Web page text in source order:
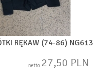
RĘKAW (74-86) NG613
netto 27,50 PLN